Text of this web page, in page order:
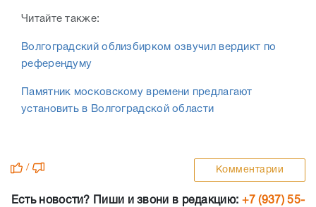
Читайте также:
Волгоградский облизбирком озвучил вердикт по
референдуму
Памятник московскому времени предлагают
установить в Волгоградской области
/ Комментарии
Есть новости? Пиши и звони в редакцию: +7 (937) 55-